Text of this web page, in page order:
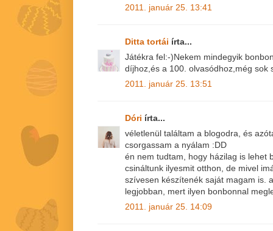
2011. január 25. 13:41
Ditta tortái írta...
Játékra fel:-)Nekem mindegyik
díjhoz,és a 100. olvasódhoz,még sok
2011. január 25. 13:51
Dóri írta...
véletlenül találtam a blogodra, és
csorgassam a nyálam :DD
én nem tudtam, hogy házilag is lehet
csináltunk ilyesmit otthon, de mivel
szívesen készítenék saját magam is.
legjobban, mert ilyen bonbonnal
2011. január 25. 14:09